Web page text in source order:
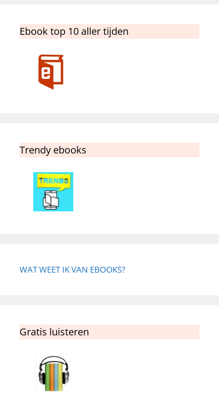
Ebook top 10 aller tijden
Trendy ebooks
WAT WEET IK VAN EBOOKS?
Gratis luisteren